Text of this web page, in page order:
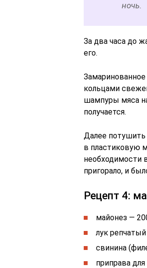
ночь.
За два часа до
его.
кольцами
шампуры мяса
получается.
Далее потушить
в пластиковую
необходимости
пригорало, и
Рецепт 4:
майонез —
лук
свинина
приправа